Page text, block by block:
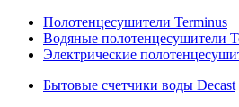
Полотенцесушители Terminus
Водяные полотенцесушители
Электрические
Бытовые счетчики воды Decast